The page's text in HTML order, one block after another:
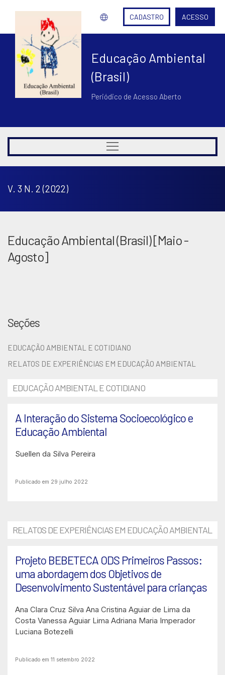
CADASTRO ACESSO
Educação Ambiental
(Brasil)
Periódico de Acesso Aberto
V. 3 N. 2 (2022)
Educação Ambiental (Brasil) [Maio -
Agosto]
Seções
EDUCAÇÃO AMBIENTAL E COTIDIANO
RELATOS DE EXPERIÊNCIAS EM EDUCAÇÃO AMBIENTAL
EDUCAÇÃO AMBIENTAL E COTIDIANO
A Interação do Sistema Socioecológico e
Educação Ambiental
Suellen da Silva Pereira
Publicado em 29 julho 2022
RELATOS DE EXPERIÊNCIAS EM EDUCAÇÃO AMBIENTAL
Projeto BEBETECA ODS Primeiros Passos:
uma abordagem dos Objetivos de
Desenvolvimento Sustentável para crianças
Ana Clara Cruz Silva Ana Cristina Aguiar de Lima da
Costa Vanessa Aguiar Lima Adriana Maria Imperador
Luciana Botezelli
Publicado em 11 setembro 2022